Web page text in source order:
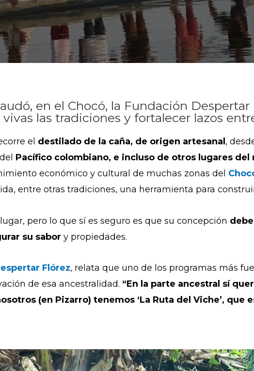
en el Chocó, la Fundación Despertar
las tradiciones y fortalecer lazos
el destilado de la caña, de origen artesanal ,
Pacífico colombiano, e incluso de otros lugares del
económico y cultural de muchas zonas del
entre otras tradiciones, una herramienta para
pero lo que sí es seguro es que su concepción
su sabor y propiedades.
Flórez, relata que uno de los programas más
de esa ancestralidad. “En la parte ancestral sí
(en Pizarro) tenemos ‘La Ruta del Viche’, que